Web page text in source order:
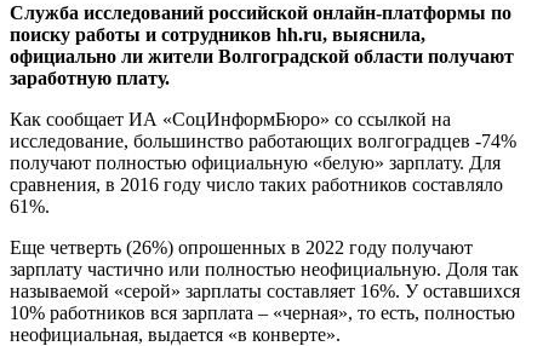
Служба исследований российской онлайн-платформы по
поиску работы и сотрудников hh.ru, выяснила,
официально ли жители Волгоградской области получают
заработную плату.
Как сообщает ИА «СоцИнформБюро» со ссылкой на
исследование, большинство работающих волгоградцев -74%
получают полностью официальную «белую» зарплату. Для
сравнения, в 2016 году число таких работников составляло
61%.
Еще четверть (26%) опрошенных в 2022 году получают
зарплату частично или полностью неофициальную. Доля так
называемой «серой» зарплаты составляет 16%. У оставшихся
10% работников вся зарплата – «черная», то есть, полностью
неофициальная, выдается «в конверте».